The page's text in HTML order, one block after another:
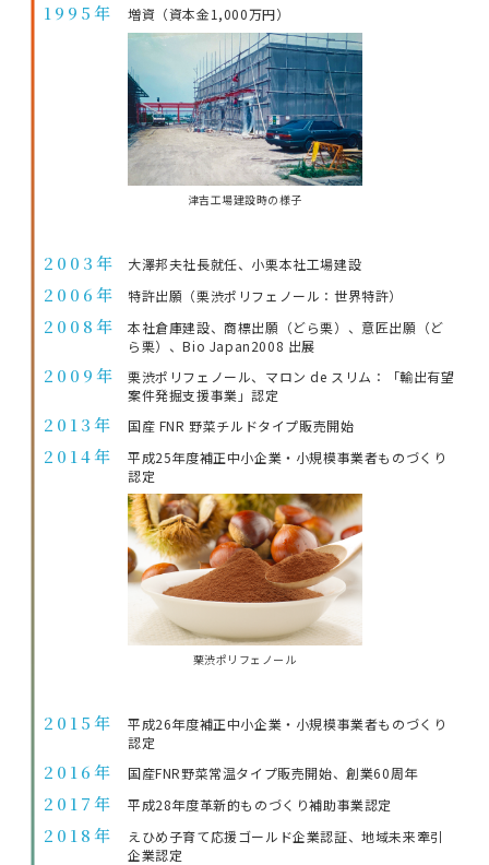
1995年 増資（資本金1,000万円）
津吉工場建設時の様子
2003年 大澤邦夫社長就任、小栗本社工場建設
2006年 特許出願（栗渋ポリフェノール：世界特許）
2008年
本社倉庫建設、商標出願（どら栗）、意匠出願（ど
ら栗）、Bio Japan2008 出展
2009年
栗渋ポリフェノール、マロン de スリム：「輸出有望
案件発掘支援事業」認定
2013年 国産 FNR 野菜チルドタイプ販売開始
2014年
平成25年度補正中小企業・小規模事業者ものづくり
認定
栗渋ポリフェノール
2015年
平成26年度補正中小企業・小規模事業者ものづくり
認定
2016年 国産FNR野菜常温タイプ販売開始、創業60周年
2017年 平成28年度革新的ものづくり補助事業認定
2018年
えひめ子育て応援ゴールド企業認証、地域未来牽引
企業認定